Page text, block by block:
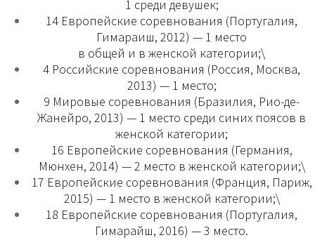
1 среди девушек;
14 Европейские соревнования (Португалия,
Гимараиш, 2012) — 1 место
в общей и в женской категории;\
4 Российские соревнования (Россия, Москва,
2013) — 1 место;
9 Мировые соревнования (Бразилия, Рио-де-
Жанейро, 2013) — 1 место среди синих поясов в
женской категории;
16 Европейские соревнования (Германия,
Мюнхен, 2014) — 2 место в женской категории;\
17 Европейские соревнования (Франция, Париж,
2015) — 1 место в женской категории;\
18 Европейские соревнования (Португалия,
Гимарайш, 2016) — 3 место.